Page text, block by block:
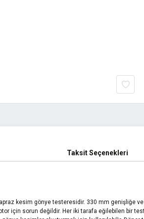
Taksit Seçenekleri
kesim gönye testeresidir. 330 mm genişliğe
için sorun değildir. Her iki tarafa eğilebilen bir